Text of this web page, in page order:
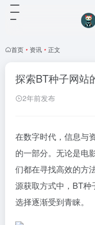
首页 • 资讯 • 正文
探索BT种子网站
2年前发布
在数字时代，信息与
的一部分。无论是电
们都在寻找高效的方
源获取方式中，BT种
选择逐渐受到青睐。